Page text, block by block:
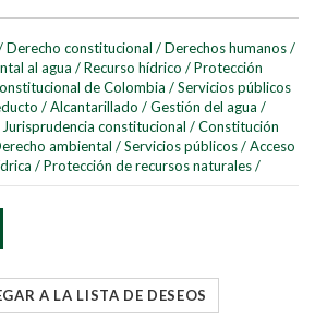
Buscar
Buscar
Derecho constitucional / Derechos humanos /
al agua / Recurso hídrico / Protección
de Colombia / Servicios públicos
/ Alcantarillado / Gestión del agua /
Jurisprudencia constitucional /Constitución
ambiental / Servicios públicos / Acceso
/ Protección de recursos naturales /
A LA LISTA DE DESEOS